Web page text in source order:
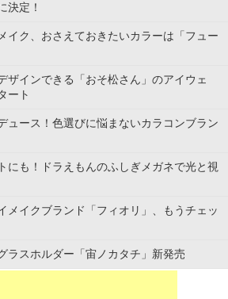
決定！
イク、おさえておきたいカラーは「フュー
ザインできる「おそ松さん」のアイウェ
ート
ュース！色選びに悩まないカラコンブラン
にも！ドラえもんのふしぎメガネで光と視
メイクブランド「フィオリ」、もうチェッ
ラスホルダー「宙ノカタチ」新発売